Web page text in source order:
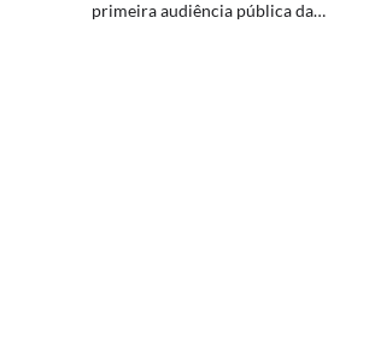
primeira audiência pública da…